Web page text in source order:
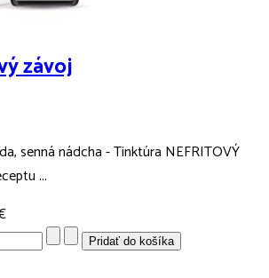
závoj
senná nádcha - Tinktúra NEFRITOVÝ
...